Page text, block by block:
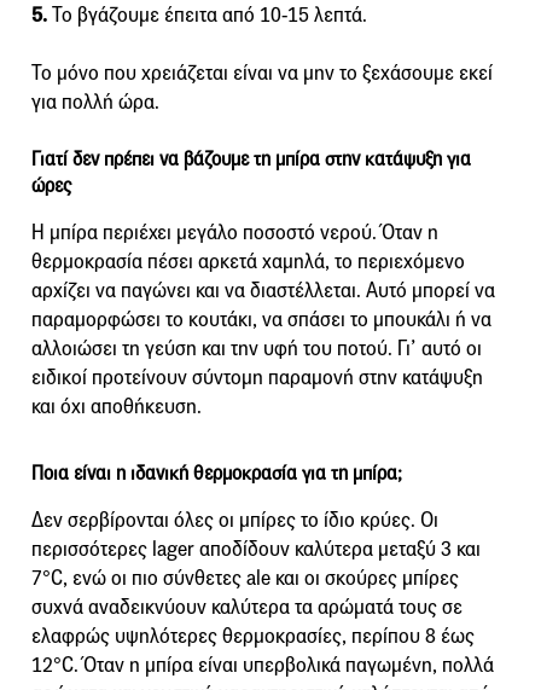
5.Το βγάζουμε έπειτα από 10-15 λεπτά.
Το μόνο που χρειάζεται είναι να μην το ξεχάσουμε εκεί
για πολλή ώρα.
Γιατί δεν πρέπει να βάζουμε τη μπίρα στην κατάψυξη για
ώρες
Η μπίρα περιέχει μεγάλο ποσοστό νερού. Όταν η
θερμοκρασία πέσει αρκετά χαμηλά, το περιεχόμενο
αρχίζει να παγώνει και να διαστέλλεται. Αυτό μπορεί να
παραμορφώσει το κουτάκι, να σπάσει το μπουκάλι ή να
αλλοιώσει τη γεύση και την υφή του ποτού. Γι’ αυτό οι
ειδικοί προτείνουν σύντομη παραμονή στην κατάψυξη
και όχι αποθήκευση.
Ποια είναι η ιδανική θερμοκρασία για τη μπίρα;
Δεν σερβίρονται όλες οι μπίρες το ίδιο κρύες. Οι
περισσότερες lager αποδίδουν καλύτερα μεταξύ 3 και
7°C, ενώ οι πιο σύνθετες ale και οι σκούρες μπίρες
συχνά αναδεικνύουν καλύτερα τα αρώματά τους σε
ελαφρώς υψηλότερες θερμοκρασίες, περίπου 8 έως
12°C. Όταν η μπίρα είναι υπερβολικά παγωμένη, πολλά